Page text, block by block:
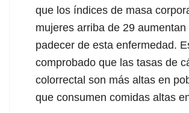
que los índices de masa
mujeres arriba de 29
padecer de esta enfermedad.
comprobado que las tasas de
colorrectal son más altas en
que consumen comidas altas